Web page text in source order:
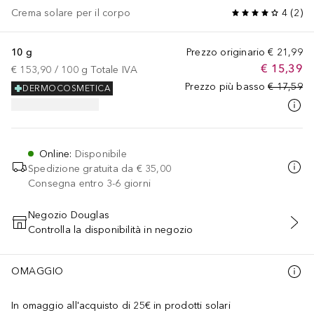
Crema solare per il corpo 4 (2)
Prezzo originario € 21,99
€ 15,39
Prezzo più basso € 17,59
10 g
€ 153,90 / 100 g Totale IVA
DERMOCOSMETICA
Online: Disponibile
Spedizione gratuita da € 35,00
Consegna entro 3-6 giorni
AGGIUNGI AL CARRELLO
Negozio Douglas
Controlla la disponibilità in negozio
OMAGGIO
In omaggio all'acquisto di 25€ in prodotti solari